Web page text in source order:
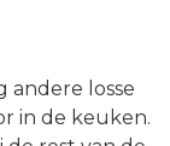
andere losse
in de keuken.